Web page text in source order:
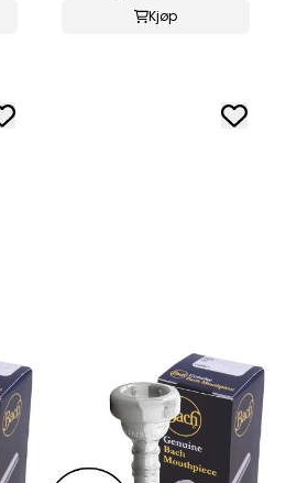
Kjøp